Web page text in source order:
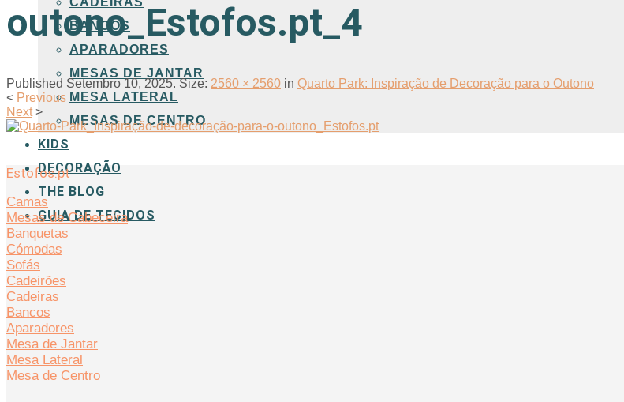
BANCOS
APARADORES
MESAS DE JANTAR
MESA LATERAL
MESAS DE CENTRO
KIDS
DECORAÇÃO
THE BLOG
GUIA DE TECIDOS
outono_Estofos.pt_4
Published Setembro 10, 2025. Size: 2560 × 2560 in Quarto Park: Inspiração de Decoração para o Outono
< Previous
Next >
Estofos.pt
Camas
Mesas de Cabeceira
Banquetas
Cómodas
Sofás
Cadeirões
Cadeiras
Bancos
Aparadores
Mesa de Jantar
Mesa Lateral
Mesa de Centro